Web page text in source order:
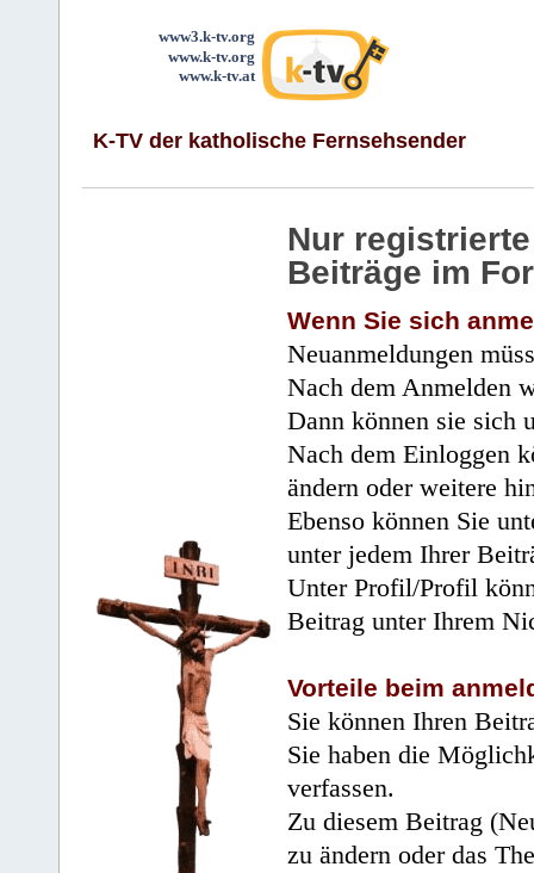
www3.k-tv.org
www.k-tv.org
www.k-tv.at
K-TV der katholische Fernsehsender
Nur
Beiträge im
Wenn Sie sich
Neuanmeldungen
Nach dem Anmelden
Dann können sie sich
Nach dem Einloggen
ändern oder weitere
Ebenso können Sie
unter jedem Ihrer
Unter Profil/Profil
Beitrag unter Ihrem
Vorteile beim
Sie können Ihren
Sie haben die
verfassen.
Zu diesem Beitrag
zu ändern oder das